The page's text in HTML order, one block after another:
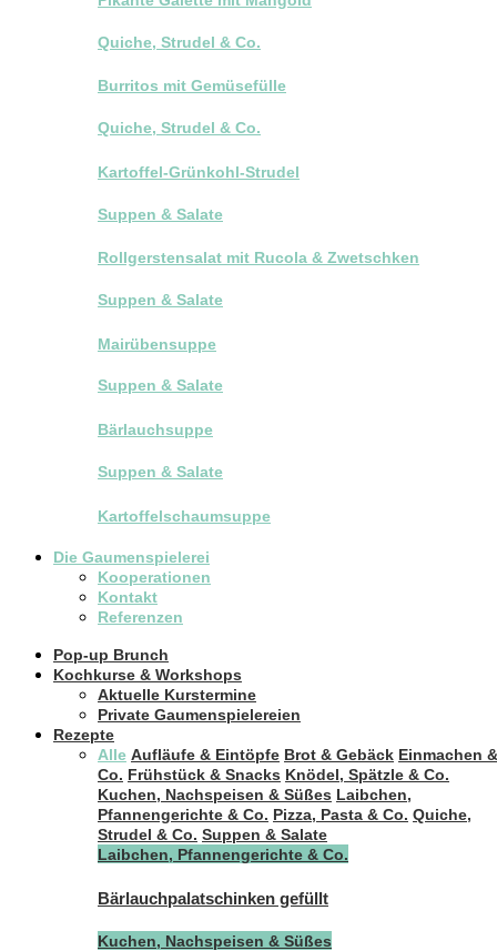
Quiche, Strudel & Co.
Burritos mit Gemüsefülle
Quiche, Strudel & Co.
Kartoffel-Grünkohl-Strudel
Suppen & Salate
Rollgerstensalat mit Rucola & Zwetschken
Suppen & Salate
Mairübensuppe
Suppen & Salate
Bärlauchsuppe
Suppen & Salate
Kartoffelschaumsuppe
Die Gaumenspielerei
Kooperationen
Kontakt
Referenzen
Pop-up Brunch
Kochkurse & Workshops
Aktuelle Kurstermine
Private Gaumenspielereien
Rezepte
Alle Aufläufe & Eintöpfe Brot & Gebäck Einmachen &
Co. Frühstück & Snacks Knödel, Spätzle & Co.
Kuchen, Nachspeisen & Süßes Laibchen,
Pfannengerichte & Co. Pizza, Pasta & Co. Quiche,
Strudel & Co. Suppen & Salate
Laibchen, Pfannengerichte & Co.
Bärlauchpalatschinken gefüllt
Kuchen, Nachspeisen & Süßes